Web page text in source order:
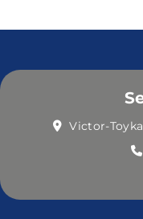
Victor-